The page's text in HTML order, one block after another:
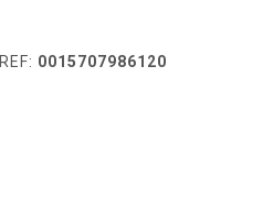
REF: 0015707986120